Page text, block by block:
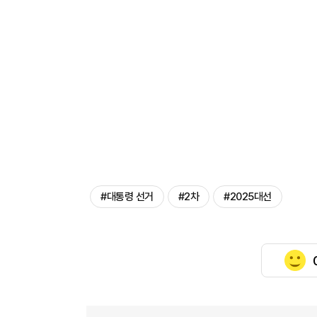
#대통령 선거 #2차 #2025대선